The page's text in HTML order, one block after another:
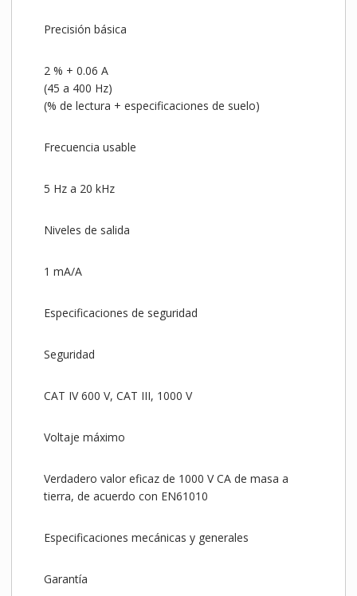
Precisión básica
2 % + 0.06 A
(45 a 400 Hz)
(% de lectura + especificaciones de suelo)
Frecuencia usable
5 Hz a 20 kHz
Niveles de salida
1 mA/A
Especificaciones de seguridad
Seguridad
CAT IV 600 V, CAT III, 1000 V
Voltaje máximo
Verdadero valor eficaz de 1000 V CA de masa a
tierra, de acuerdo con EN61010
Especificaciones mecánicas y generales
Garantía